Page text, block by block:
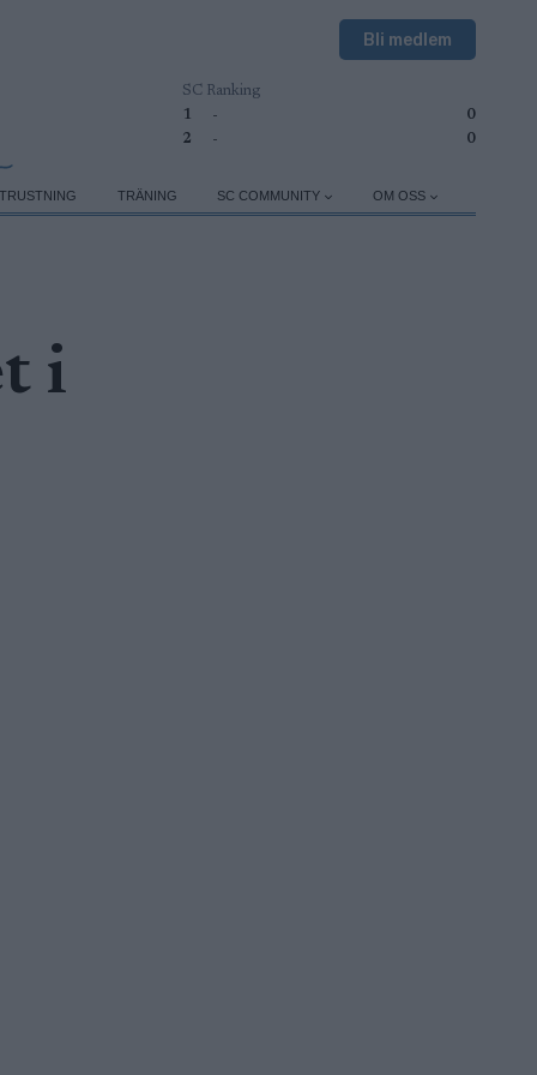
Bli medlem
SC Ranking
1
-
0
2
- 0
TRÄNING SC COMMUNITY OM OSS
i